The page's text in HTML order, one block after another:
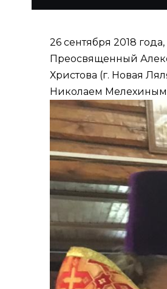
26 сентября 2018
Преосвященный
Христова (г. Новая
Николаем